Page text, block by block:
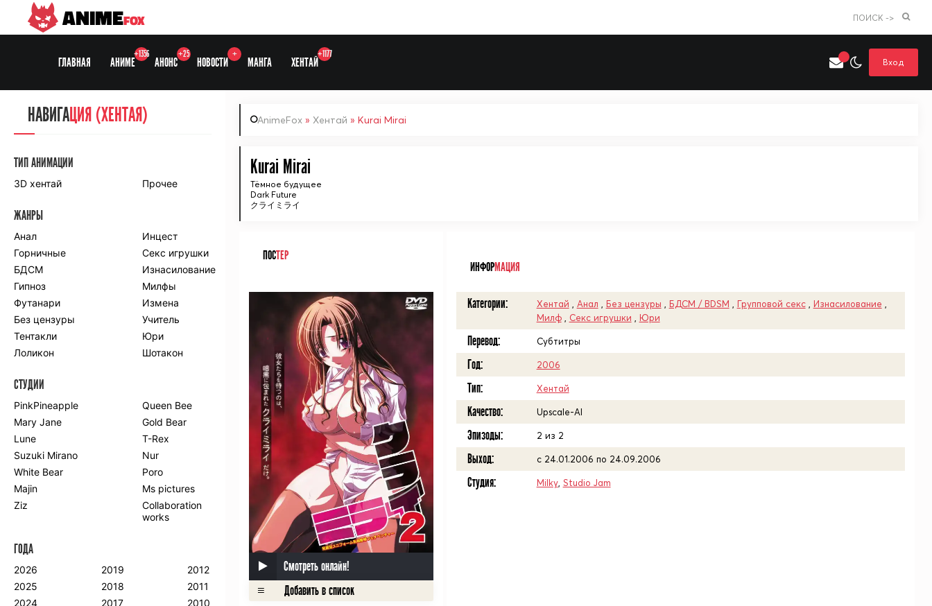
ANIMEFOX ПОИСК ->
ГЛАВНАЯ АНИМЕ
+1356
АНОНС
+25
НОВОСТИ
+
МАНГА ХЕНТАЙ
+1177
Вход
AnimeFox » Хентай » Kurai Mirai
Kurai Mirai
Тёмное будущее
Dark Future
クライミライ
ПОСТЕР
Смотреть онлайн!
ИНФОРМАЦИЯ
Категории: Хентай Анал Без цензуры БДСМ / BDSM Групповой секс, Изнасилование
Милф, Секс игрушки Юри
Перевод: Субтитры
Год: 2006
Тип: Хентай
Качество: Upscale-AI
Эпизоды: 2 из 2
Выход: с 24.01.2006 по 24.09.2006
Студия: Milky, Studio Jam
НАВИГАЦИЯ
СЕЗОНЫ
Anidub
Animedia
Kansai studio
Onibaku
Shiza project
ПО ЖАНРАМ
Комедия
Приключения
Романтика
Школа
Этти
Боевые
искусства
Гарем
Драма
Игры
Исторический
Магия
Фантастика
Фэнтези
Мистика
Попаданцы в
другой мир
Хентай
ПО ГОДУ
2023
2022
2021
2020
2013
2012
2011
2005
2004
2003
НАВИГАЦИЯ (ХЕНТАЯ)
ТИП АНИМАЦИИ
3D хентай Прочее
ЖАНРЫ
Анал
Инцест
Горничные
Секс игрушки
БДСМ
Изнасилование
Гипноз
Милфы
Футанари
Измена
Без цензуры
Учитель
Тентакли
Юри
Лоликон
Шотакон
СТУДИИ
PinkPineapple
Queen Bee
Mary Jane
Gold Bear
Lune
T-Rex
Suzuki Mirano
Nur
White Bear
Poro
Majin
Ms pictures
Ziz
Collaboration
works
ГОДА
2026
2025
2024
2019
2018
2017
2012
2011
2010